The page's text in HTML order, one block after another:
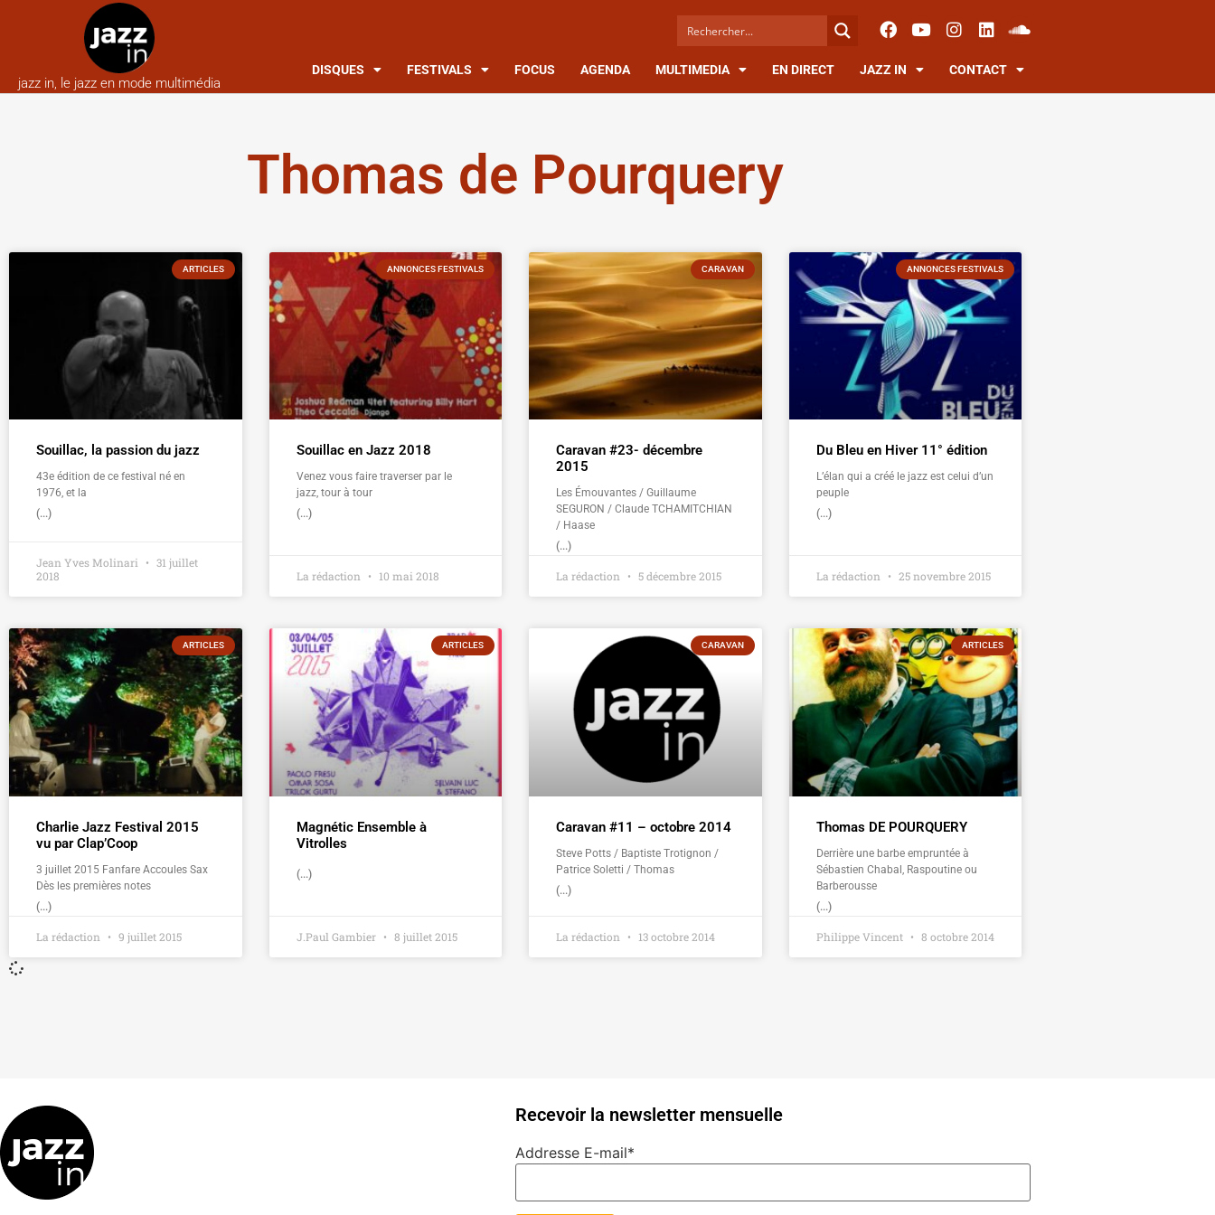
jazz in, le jazz en mode multimédia
DISQUES FESTIVALS FOCUS AGENDA MULTIMEDIA EN DIRECT JAZZ IN CONTACT
Thomas de Pourquery
ARTICLES
Souillac, la passion du jazz
43e édition de ce festival né en
1976, et la
(...)
Jean Yves Molinari
31 juillet
2018
ANNONCES FESTIVALS
Souillac en Jazz 2018
Venez vous faire traverser par le
jazz, tour à tour
(...)
La rédaction 10 mai 2018
CARAVAN
Caravan #23- décembre
2015
Les Émouvantes / Guillaume
SEGURON / Claude TCHAMITCHIAN
/ Haase
(...)
La rédaction 5 décembre 2015
ANNONCES FESTIVALS
Du Bleu en Hiver 11° édition
L’élan qui a créé le jazz est celui d’un
peuple
(...)
La rédaction 25 novembre 2015
ARTICLES
Charlie Jazz Festival 2015
vu par Clap’Coop
3 juillet 2015 Fanfare Accoules Sax
Dès les premières notes
(...)
La rédaction 9 juillet 2015
ARTICLES
Magnétic Ensemble à
Vitrolles
(...)
J.Paul Gambier 8 juillet 2015
CARAVAN
Caravan #11 – octobre 2014
Steve Potts / Baptiste Trotignon /
Patrice Soletti / Thomas
(...)
La rédaction 13 octobre 2014
ARTICLES
Thomas DE POURQUERY
Derrière une barbe empruntée à
Sébastien Chabal, Raspoutine ou
Barberousse
(...)
Philippe Vincent 8 octobre 2014
Recevoir la newsletter mensuelle
Addresse E-mail*